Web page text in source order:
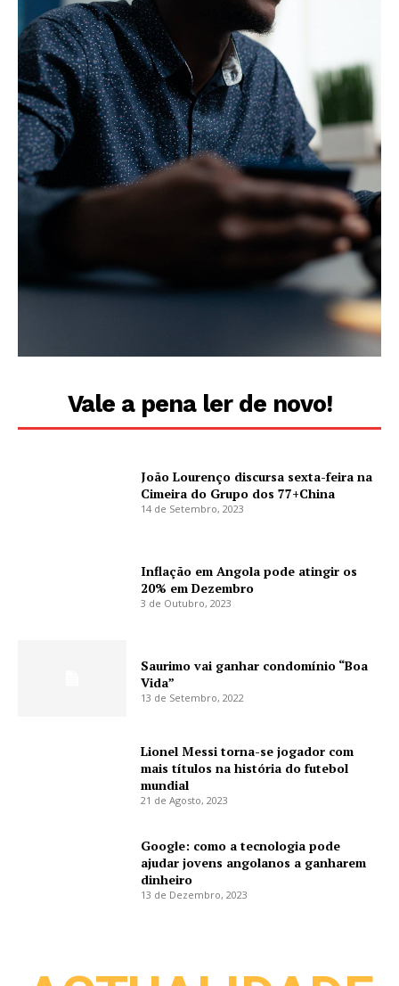
Vale a pena ler de novo!
João Lourenço discursa sexta-feira na
Cimeira do Grupo dos 77+China
14 de Setembro, 2023
Inflação em Angola pode atingir os
20% em Dezembro
3 de Outubro, 2023
Saurimo vai ganhar condomínio “Boa
Vida”
13 de Setembro, 2022
Lionel Messi torna-se jogador com
mais títulos na história do futebol
mundial
21 de Agosto, 2023
Google: como a tecnologia pode
ajudar jovens angolanos a ganharem
dinheiro
13 de Dezembro, 2023